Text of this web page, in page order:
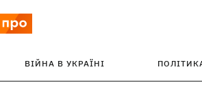
ВІЙНА В УКРАЇНІ